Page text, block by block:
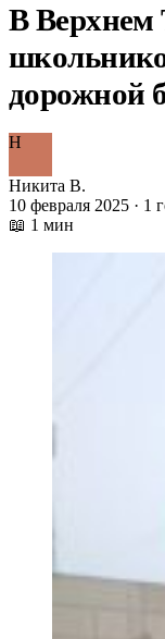
В Верхнем
дорожной
Н
Никита В.
10 февраля 2025 · 1
📖 1 мин